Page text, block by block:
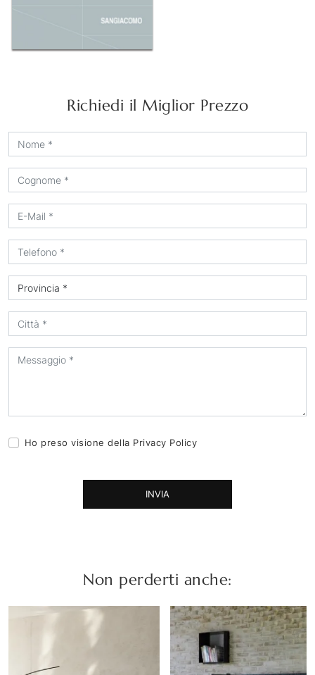
Richiedi il Miglior Prezzo
Ho preso visione della Privacy Policy
INVIA
Non perderti anche: